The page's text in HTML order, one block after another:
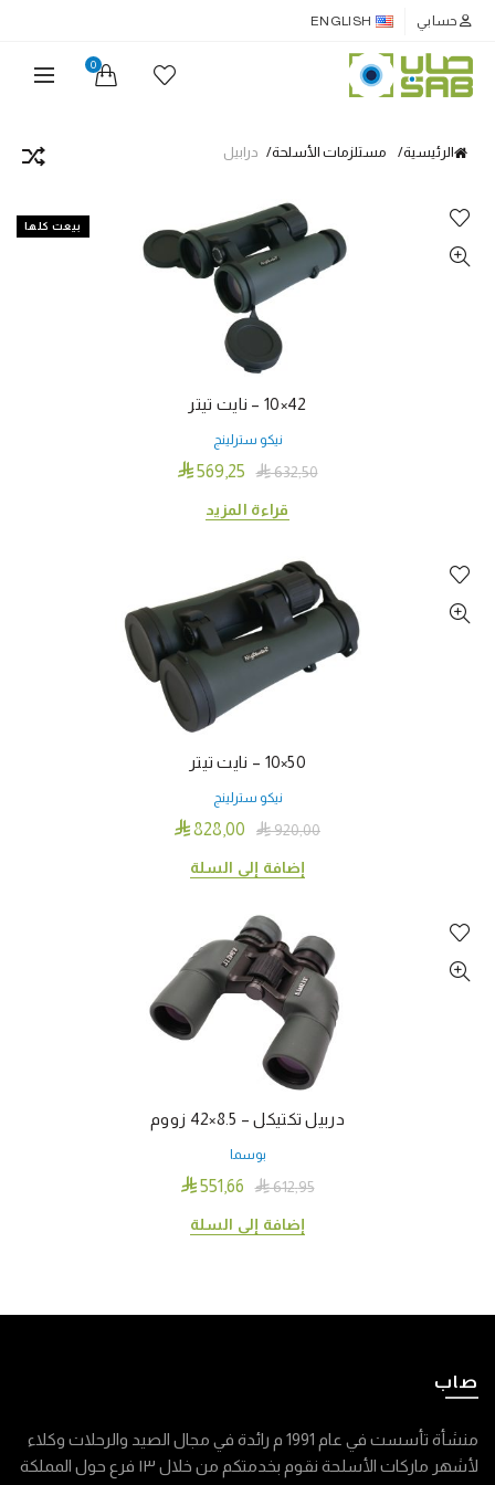
حسابي ENGLISH
0
الرئيسية مستلزمات الأسلحة درابيل
بيعت كلها
42×10 – نايت تيتر
نيكو سترلينج

632٫50  569٫25
قراءة المزيد
50×10 – نايت تيتر
نيكو سترلينج

920٫00  828٫00
إضافة إلى السلة
دربيل تكتيكل – 8.5×42 زووم
بوسما

612٫95  551٫66
إضافة إلى السلة
صاب
منشأة تأسست في عام 1991 م رائدة في مجال الصيد والرحلات وكلاء
لأشهر ماركات الأسلحة نقوم بخدمتكم من خلال ١٣ فرع حول المملكة